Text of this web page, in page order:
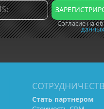
Согласие на
данных
Стать партнером